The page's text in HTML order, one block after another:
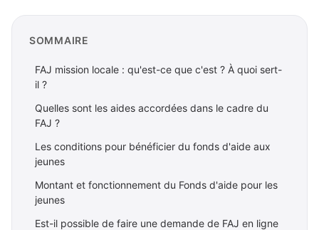
SOMMAIRE
FAJ mission locale : qu'est-ce que c'est ? À quoi sert-
il ?
Quelles sont les aides accordées dans le cadre du
FAJ ?
Les conditions pour bénéficier du fonds d'aide aux
jeunes
Montant et fonctionnement du Fonds d'aide pour les
jeunes
Est-il possible de faire une demande de FAJ en ligne